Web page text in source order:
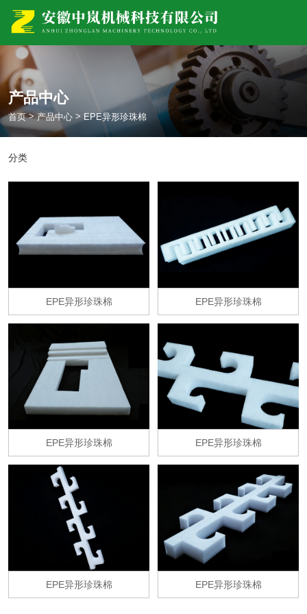
产品中心
首页>产品中心 > EPE异形珍珠棉
分类
EPE异形珍珠棉 EPE异形珍珠棉
EPE异形珍珠棉 EPE异形珍珠棉
EPE异形珍珠棉 EPE异形珍珠棉